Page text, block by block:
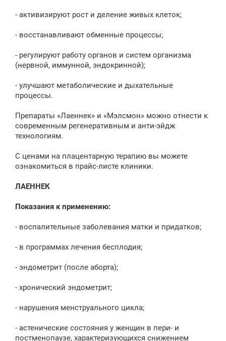
- активизируют рост и деление живых клеток;
- восстанавливают обменные процессы;
- регулируют работу органов и систем организма
(нервной, иммунной, эндокринной);
- улучшают метаболические и дыхательные
процессы.
Препараты «Лаеннек» и «Мэлсмон» можно отнести к
современным регенеративным и анти-эйдж
технологиям.
С ценами на плацентарную терапию вы можете
ознакомиться в прайс-листе клиники.
ЛАЕННЕК
Показания к применению:
- воспалительные заболевания матки и придатков;
- в программах лечения бесплодия;
- эндометрит (после аборта);
- хронический эндометрит;
- нарушения менструального цикла;
- астенические состояния у женщин в пери- и
постменопаузе, характеризующихся снижением